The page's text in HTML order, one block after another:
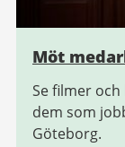
Möt
Se filmer
dem som
Göteborg.